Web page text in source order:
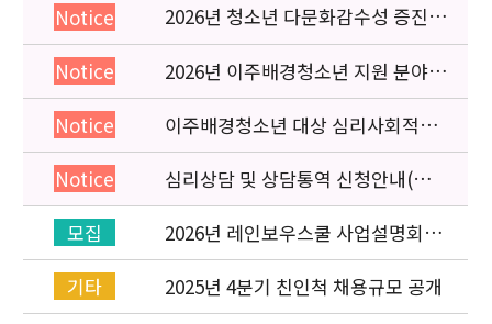
Notice
2026년 청소년 다문화감수성 증진
프로그램 「다가감」신청기관 안내
Notice
2026년 이주배경청소년 지원 분야
종사자 역량강화 교육 일정 안내
Notice
이주배경청소년 대상 심리사회적응
검사 연수동영상 개편 안내
Notice
심리상담 및 상담통역 신청안내(의뢰
서첨부)
모집
2026년 레인보우스쿨 사업설명회(온
라인) 안내
기타
2025년 4분기 친인척 채용규모 공개